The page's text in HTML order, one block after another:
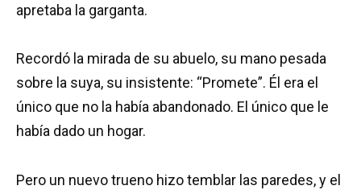
apretaba la garganta.
Recordó la mirada de su abuelo, su mano pesada
sobre la suya, su insistente: “Promete”. Él era el
único que no la había abandonado. El único que le
había dado un hogar.
Pero un nuevo trueno hizo temblar las paredes, y el